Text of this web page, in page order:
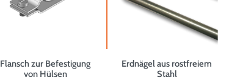
Flansch zur Befestigung
von Hülsen
Erdnägel aus rostfreiem
Stahl